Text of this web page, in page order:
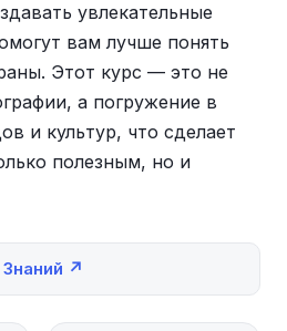
увлекательные
вам лучше понять
Этот курс — это не
а погружение в
и культур, что сделает
полезным, но и
↗